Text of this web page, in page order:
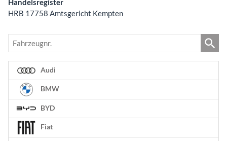
Handelsregister
HRB 17758 Amtsgericht Kempten
Fahrzeugnr.
Audi
BMW
BYD
Fiat